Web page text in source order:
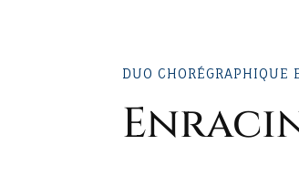
DUO CHORÉGRAPHIQUE